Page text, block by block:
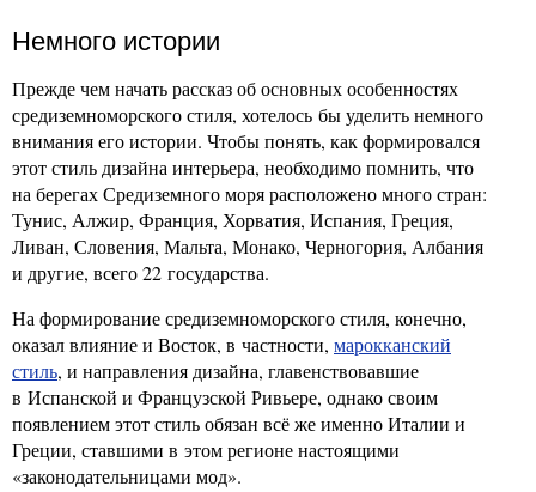
Немного истории
Прежде чем начать рассказ об основных особенностях
средиземноморского стиля, хотелось бы уделить немного
внимания его истории. Чтобы понять, как формировался
этот стиль дизайна интерьера, необходимо помнить, что
на берегах Средиземного моря расположено много стран:
Тунис, Алжир, Франция, Хорватия, Испания, Греция,
Ливан, Словения, Мальта, Монако, Черногория, Албания
и другие, всего 22 государства.
На формирование средиземноморского стиля, конечно,
оказал влияние и Восток, в частности, марокканский
стиль, и направления дизайна, главенствовавшие
в Испанской и Французской Ривьере, однако своим
появлением этот стиль обязан всё же именно Италии и
Греции, ставшими в этом регионе настоящими
«законодательницами мод».